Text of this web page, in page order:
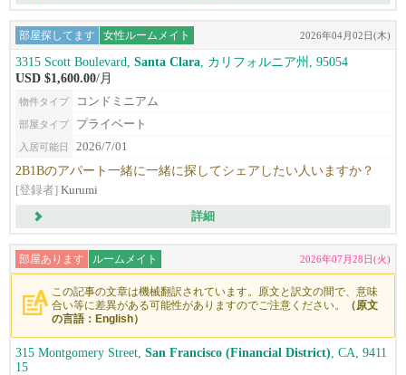
部屋探してます 女性ルームメイト 2026年04月02日(木)
3315 Scott Boulevard, Santa Clara , カリフォルニア州, 95054
USD $1,600.00/月
物件タイプ コンドミニアム
部屋タイプ プライベート
入居可能日 2026/7/01
2B1Bのアパート一緒に一緒に探してシェアしたい人いますか？
[登録者] Kurumi
詳細
部屋あります ルームメイト 2026年07月28日(火)
この記事の文章は機械翻訳されています。原文と訳文の間で、意味
合い等に差異がある可能性がありますのでご注意ください。
（原文
の言語：English）
315 Montgomery Street, San Francisco (Financial District) , CA, 9411
15